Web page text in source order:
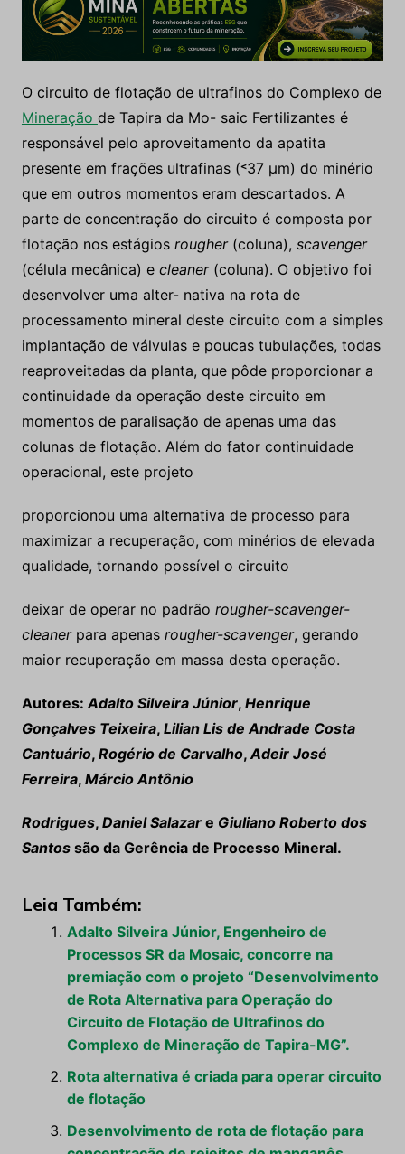
O circuito de flotação de ultrafinos do Complexo de
Mineração de Tapira da Mo- saic Fertilizantes é
responsável pelo aproveitamento da apatita
presente em frações ultrafinas (˂37 µm) do minério
que em outros momentos eram descartados. A
parte de concentração do circuito é composta por
flotação nos estágios rougher (coluna), scavenger
(célula mecânica) e cleaner (coluna). O objetivo foi
desenvolver uma alter- nativa na rota de
processamento mineral deste circuito com a simples
implantação de válvulas e poucas tubulações, todas
reaproveitadas da planta, que pôde proporcionar a
continuidade da operação deste circuito em
momentos de paralisação de apenas uma das
colunas de flotação. Além do fator continuidade
operacional, este projeto
proporcionou uma alternativa de processo para
maximizar a recuperação, com minérios de elevada
qualidade, tornando possível o circuito
deixar de operar no padrão rougher-scavenger-
cleaner para apenas rougher-scavenger, gerando
maior recuperação em massa desta operação.
Autores: Adalto Silveira Júnior, Henrique
Gonçalves Teixeira, Lilian Lis de Andrade Costa
Cantuário, Rogério de Carvalho, Adeir José
Ferreira, Márcio Antônio
Rodrigues, Daniel Salazar e Giuliano Roberto dos
Santos são da Gerência de Processo Mineral.
Leia Também:
Adalto Silveira Júnior, Engenheiro de
Processos SR da Mosaic, concorre na
premiação com o projeto “Desenvolvimento
de Rota Alternativa para Operação do
Circuito de Flotação de Ultrafinos do
Complexo de Mineração de Tapira-MG”.
Rota alternativa é criada para operar circuito
de flotação
Desenvolvimento de rota de flotação para